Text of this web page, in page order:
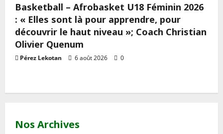
Basketball – Afrobasket U18 Féminin 2026
: « Elles sont là pour apprendre, pour
découvrir le haut niveau »; Coach Christian
Olivier Quenum
Pérez Lekotan 6 août 2026 0
Nos Archives